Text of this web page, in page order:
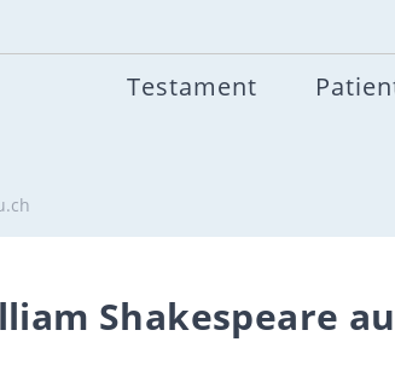
Testament
Shakespeare